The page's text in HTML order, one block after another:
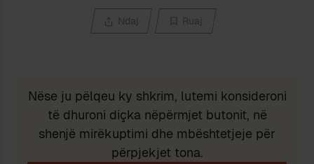
Ndaj Ruaj
Nëse ju pëlqeu ky shkrim, lutemi konsideroni
të dhuroni diçka nëpërmjet butonit, në
shenjë mirëkuptimi dhe mbështetjeje për
përpjekjet tona.